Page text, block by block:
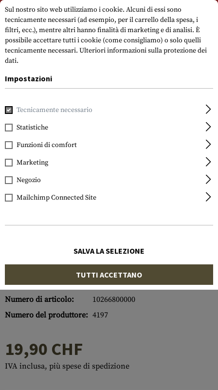
Si prega di notare che i tempi di consegna possono variare a causa di un
giorno festivo su 15.08.2026.
Casa Accessori per pistole
Glock
Steel Rear Sight 6.5mm
Numero di articolo:
10266800000
Numero del produttore: 4197
19,90 CHF
IVA inclusa, più spese di spedizione
Sul nostro sito web utilizziamo i cookie. Alcuni di essi sono
tecnicamente necessari (ad esempio, per il carrello della spesa, i
filtri, ecc.), mentre altri hanno finalità di marketing e di analisi. È
possibile accettare tutti i cookie (come consigliamo) o solo quelli
tecnicamente necessari. Ulteriori informazioni sulla protezione dei
dati.
Impostazioni
Tecnicamente necessario
Statistiche
Funzioni di comfort
Marketing
Negozio
Mailchimp Connected Site
SALVA LA SELEZIONE
TUTTI ACCETTANO